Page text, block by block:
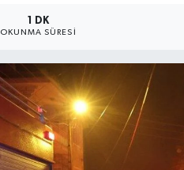
1 DK
OKUNMA SÜRESI